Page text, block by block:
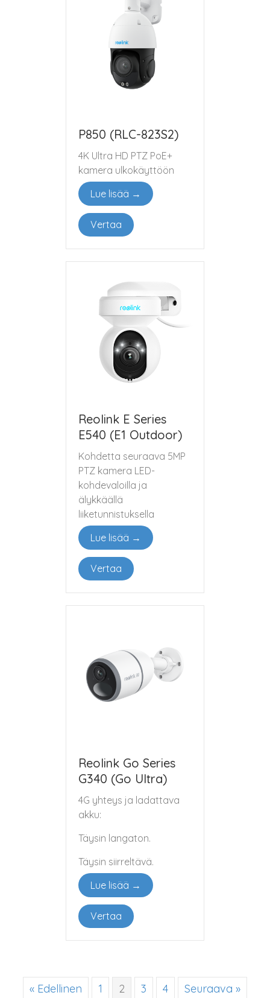
P850 (RLC-823S2)
4K Ultra HD PTZ PoE+
kamera ulkokäyttöön
Lue lisää →
Vertaa
Reolink E Series
E540 (E1 Outdoor)
Kohdetta seuraava 5MP
PTZ kamera LED-
kohdevaloilla ja
älykkäällä
liiketunnistuksella
Lue lisää →
Vertaa
Reolink Go Series
G340 (Go Ultra)
4G yhteys ja ladattava
akku:
Täysin langaton.
Täysin siirreltävä.
Lue lisää →
Vertaa
« Edellinen 1 2 3 4 Seuraava »